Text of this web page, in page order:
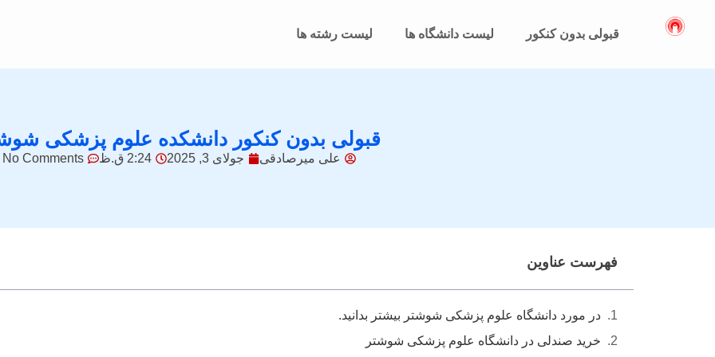
قبولی بدون کنکور لیست دانشگاه ها لیست رشته ها
قبولی بدون کنکور دانشکده علوم پزشکی
علی میرصادقی جولای 3, 2025 2:24 ق.ظ No Comments
فهرست عناوین
در مورد دانشگاه علوم پزشکی شوشتر بیشتر بدانید.
خرید صندلی در دانشگاه علوم پزشکی شوشتر